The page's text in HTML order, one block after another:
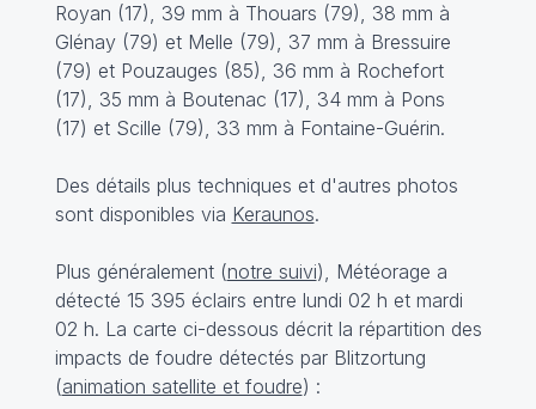
Royan (17), 39 mm à Thouars (79), 38 mm à
Glénay (79) et Melle (79), 37 mm à Bressuire
(79) et Pouzauges (85), 36 mm à Rochefort
(17), 35 mm à Boutenac (17), 34 mm à Pons
(17) et Scille (79), 33 mm à Fontaine-Guérin.
Des détails plus techniques et d'autres photos
sont disponibles via Keraunos.
Plus généralement (notre suivi), Météorage a
détecté 15 395 éclairs entre lundi 02 h et mardi
02 h. La carte ci-dessous décrit la répartition des
impacts de foudre détectés par Blitzortung
(animation satellite et foudre) :